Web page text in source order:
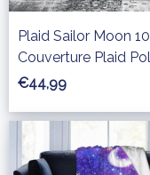
Plaid Sailor Moon
Couverture Plaid
Plaid Canapé
€44,99